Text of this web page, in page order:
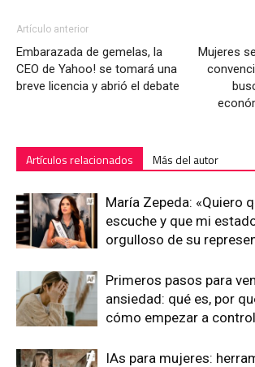
Artículo anterior
Embarazada de gemelas, la
CEO de Yahoo! se tomará una
breve licencia y abrió el debate
Mujeres
Artículos relacionados Más del autor
María Zepeda: «Quiero
escuche y que mi
orgulloso de su
Primeros pasos para
ansiedad: qué es, por
cómo empezar a
IAs para mujeres: